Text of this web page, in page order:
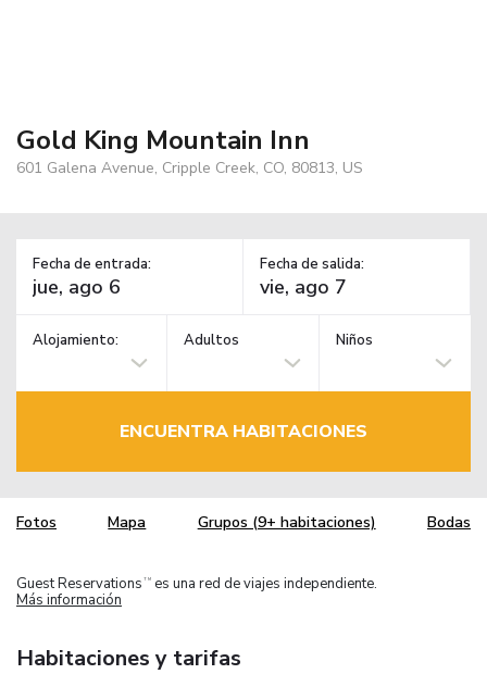
Gold King Mountain Inn
601 Galena Avenue, Cripple Creek, CO, 80813, US
Fecha de entrada: Fecha de salida:
Alojamiento: Adultos Niños
ENCUENTRA HABITACIONES
Fotos Mapa Grupos (9+ habitaciones) Bodas
Guest Reservations TM
es una red de viajes independiente.
Más información
Habitaciones y tarifas